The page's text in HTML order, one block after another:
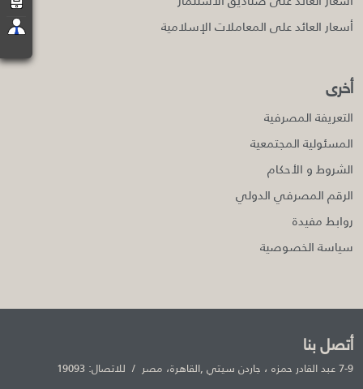
أسعار العائد على المعاملات الإسلامية
أخرى
التعريفة المصرفية
المسئولية المجتمعية
الشروط و الأحكام
الرقم المصرفي الدولي
روابط مفيدة
سياسة الخصوصية
أتصل بنا
7-9 عبد القادر حمزه ، جاردن سيتي ,القاهرة، مصر / للاتصال: 19093